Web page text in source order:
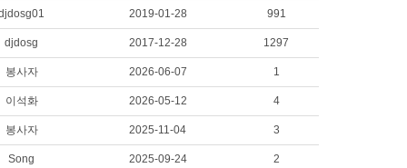
2019-01-28 991
djdosg 2017-12-28 1297
봉사자 2026-06-07 1
이석화 2026-05-12 4
봉사자 2025-11-04 3
Song 2025-09-24 2